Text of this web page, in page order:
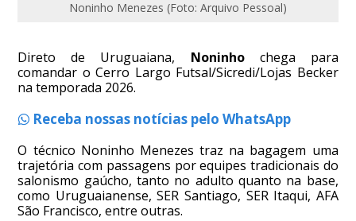
Noninho Menezes (Foto: Arquivo Pessoal)
Direto de Uruguaiana, Noninhochega para
comandar o Cerro Largo Futsal/Sicredi/Lojas Becker
na temporada 2026.
Receba nossas notícias pelo WhatsApp
O técnico Noninho Menezes traz na bagagem uma
trajetória com passagens por equipes tradicionais do
salonismo gaúcho, tanto no adulto quanto na base,
como Uruguaianense, SER Santiago, SER Itaqui, AFA
São Francisco, entre outras.